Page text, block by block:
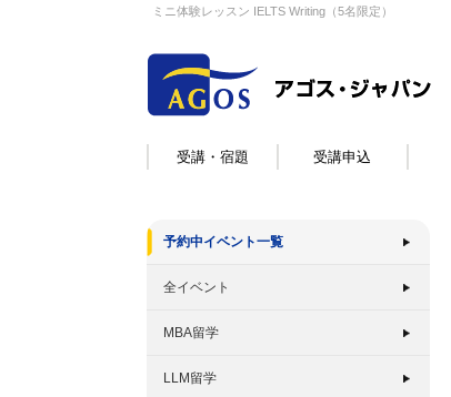
ミニ体験レッスン IELTS Writing（5名限定）
受講・宿題 受講申込
予約中イベント一覧
全イベント
MBA留学
LLM留学